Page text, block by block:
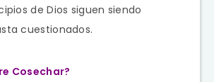
de Dios siguen siendo
cuestionados.
Cosechar?